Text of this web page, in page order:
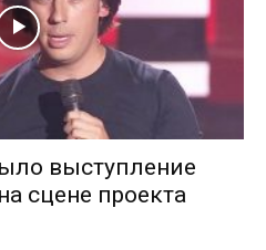
выступление
сцене проекта